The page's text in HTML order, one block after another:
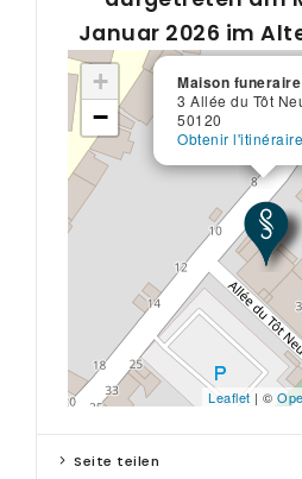
Januar 2026 im
Maison
3 Allée du Tôt
50120
Obtenir l'itinéraire
+
−
Leaflet | ©
Seite teilen